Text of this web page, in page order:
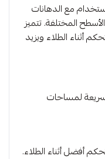
للاستخدام مع الدهانات
المختلفة. تتميز
أثناء الطلاء ويزيد
وسريعة لمساحات
أفضل أثناء الطلاء.